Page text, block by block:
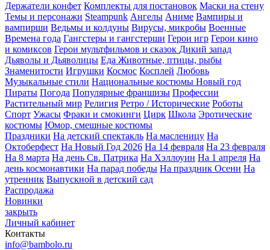
Держатели конфет Комплекты для постановок Маски на стену
Темы и персонажи Steampunk Ангелы Аниме Вампиры и
вампирши Ведьмы и колдуны Вирусы, микробы Военные
Времена года Гангстеры и гангстерши Герои игр Герои кино
и комиксов Герои мультфильмов и сказок Дикий запад
Дьяволы и Дьяволицы Еда Животные, птицы, рыбы
Знаменитости Игрушки Космос Косплей Любовь
Музыкальные стили Национальные костюмы Новый год
Пираты Погода Популярные франшизы Профессии
Растительный мир Религия Ретро / Исторические Роботы
Спорт Ужасы Фраки и смокинги Цирк Школа Эротические
костюмы Юмор, смешные костюмы
Праздники На детский спектакль На масленицу На
Октоберфест На Новый Год 2026 На 14 февраля На 23 февраля
На 8 марта На день Св. Патрика На Хэллоуин На 1 апреля На
день космонавтики На парад победы На праздник Осени На
утренник Выпускной в детский сад
Распродажа
Новинки
закрыть
Личный кабинет
Контакты
info@bambolo.ru